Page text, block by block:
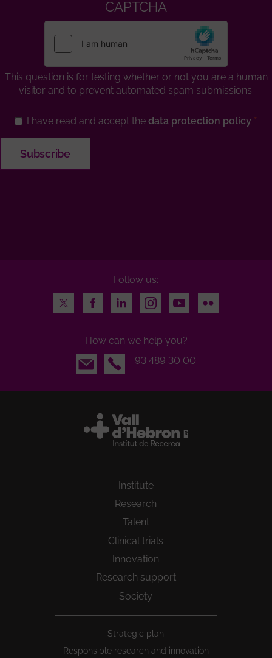
CAPTCHA
This question is for testing whether or not you are a human
visitor and to prevent automated spam submissions.
I have read and accept the data protection policy
Follow us:
Twitter
FacebookLinkedInInstagramYoutubeFlickr
How can we help you?
Email
93 489 30 00
Institute
Research
Talent
Clinical trials
Innovation
Research support
Society
Strategic plan
Responsible research and innovation